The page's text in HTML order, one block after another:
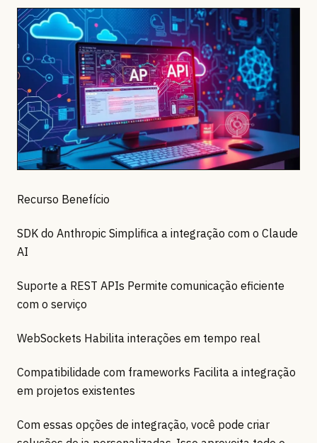
Recurso Benefício
SDK do Anthropic Simplifica a integração com o Claude
AI
Suporte a REST APIs Permite comunicação eficiente
com o serviço
WebSockets Habilita interações em tempo real
Compatibilidade com frameworks Facilita a integração
em projetos existentes
Com essas opções de integração, você pode criar